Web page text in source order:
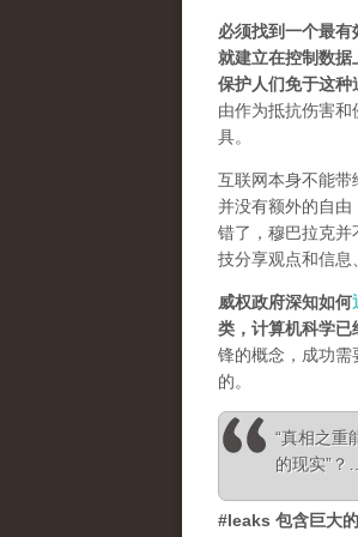
必须找到一个最
就建立在控制数据
保护人们免于这种
由作为抵抗伤害
具。
互联网本身不能带
并没有额外的自由
错了，穆巴拉克并
技分享观点和信息
威权政府深知如何
类，计算机科学已
锋的概念，成功需
的。
“真相之重
的现实”
#leaks 包含巨大